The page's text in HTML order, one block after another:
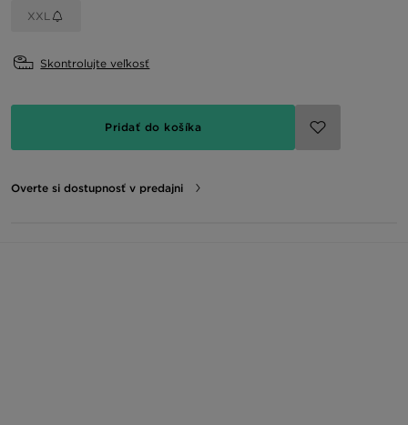
XXL
Skontrolujte veľkosť
Pridať do košíka
Overte si dostupnosť v predajni